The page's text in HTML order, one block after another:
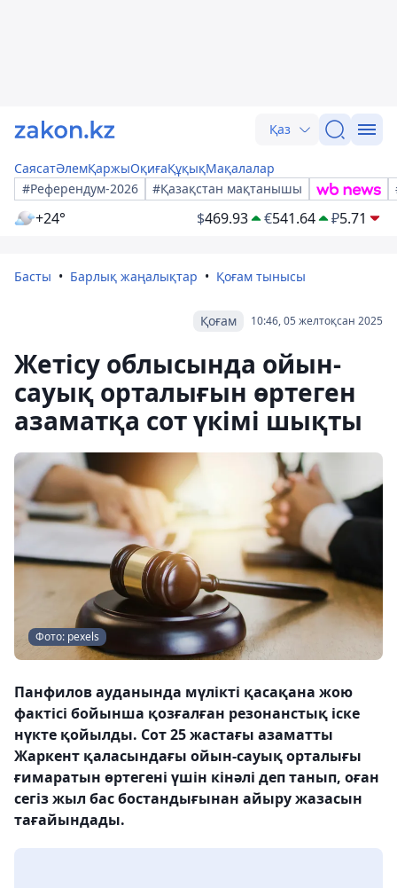
Қаз
СаясатӘлемҚаржыОқиғаҚұқықМақалалар
#Референдум-2026
#Қазақстан мақтанышы
+24° $469.93 €541.64 ₽5.71
Басты Барлық жаңалықтар Қоғам тынысы
10:46, 05 желтоқсан 2025
Қоғам
Жетісу облысында ойын-
сауық орталығын өртеген
азаматқа сот үкімі шықты
Фото: pexels
Панфилов ауданында мүлікті қасақана жою
фактісі бойынша қозғалған резонанстық іске
нүкте қойылды. Сот 25 жастағы азаматты
Жаркент қаласындағы ойын-сауық орталығы
ғимаратын өртегені үшін кінәлі деп танып, оған
сегіз жыл бас бостандығынан айыру жазасын
тағайындады.